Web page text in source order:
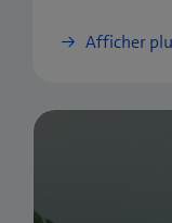
Afficher